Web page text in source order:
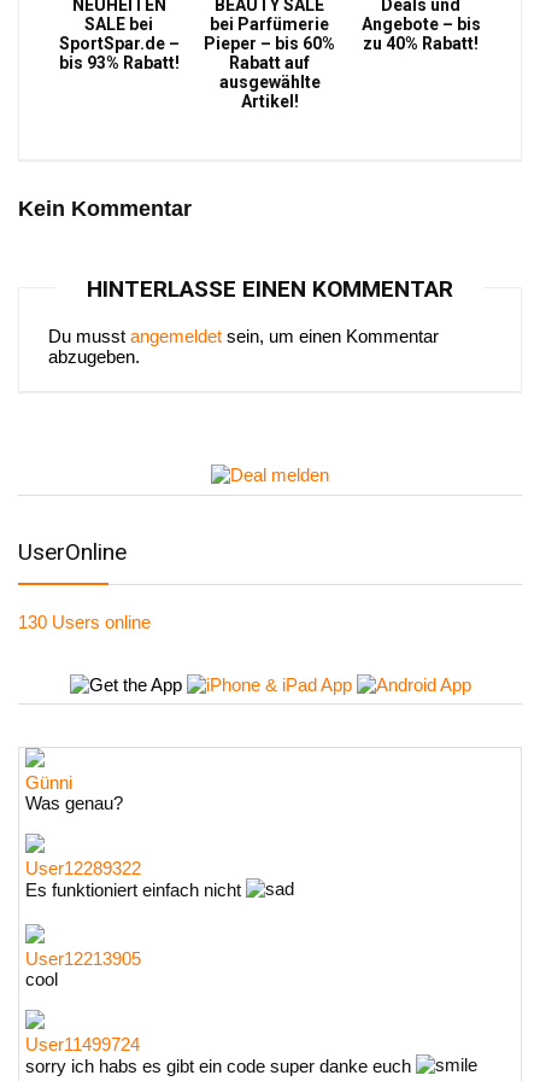
NEUHEITEN
SALE bei
SportSpar.de –
bis 93% Rabatt!
BEAUTY SALE
bei Parfümerie
Pieper – bis 60%
Rabatt auf
ausgewählte
Artikel!
Deals und
Angebote – bis
zu 40% Rabatt!
Kein Kommentar
HINTERLASSE EINEN KOMMENTAR
Du musst angemeldet sein, um einen Kommentar
abzugeben.
UserOnline
130 Users online
Günni
Was genau?
User12289322
Es funktioniert einfach nicht
User12213905
cool
User11499724
sorry ich habs es gibt ein code super danke euch